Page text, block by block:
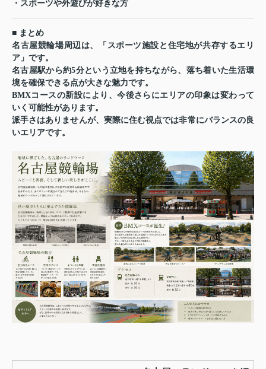
・スポーツや外遊びが好きな方
■ まとめ
名古屋競輪場周辺は、「スポーツ施設と住宅地が共存するエリ
ア」です。
名古屋駅から約5分という立地を持ちながら、落ち着いた生活環
境を確保できる点が大きな魅力です。
BMXコースの新設により、今後さらにエリアの印象は変わって
いく可能性があります。
派手さはありませんが、実際に住む視点では非常にバランスの良
いエリアです。